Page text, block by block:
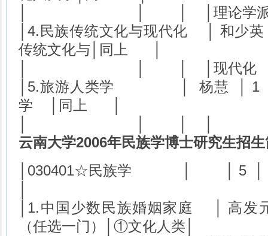
│ │ │ │理论
│4.民族传统文化与现代化 │ 和
传统文化与│同上 │
│ │ │ │现
│5.旅游人类学 │ 杨慧 │ 1
学 │同上 │
云南大学2006年民族学博士研究生招
│030401☆民族
│1.中国少数民族婚姻家庭 │ 高
（任选一门）│①文化人类│